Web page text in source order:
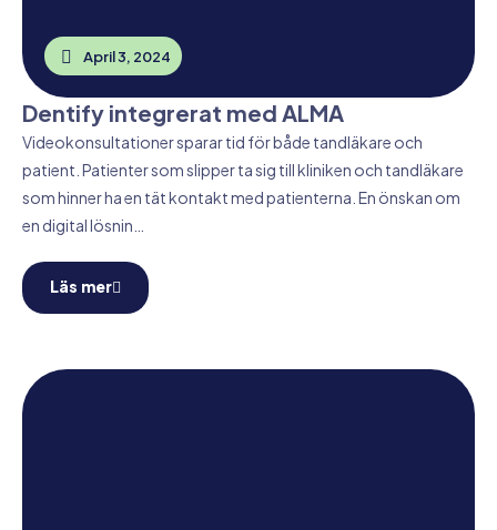
April 3, 2024
Dentify integrerat med ALMA
Videokonsultationer sparar tid för både tandläkare och
patient. Patienter som slipper ta sig till kliniken och tandläkare
som hinner ha en tät kontakt med patienterna. En önskan om
en digital lösnin…
Läs mer